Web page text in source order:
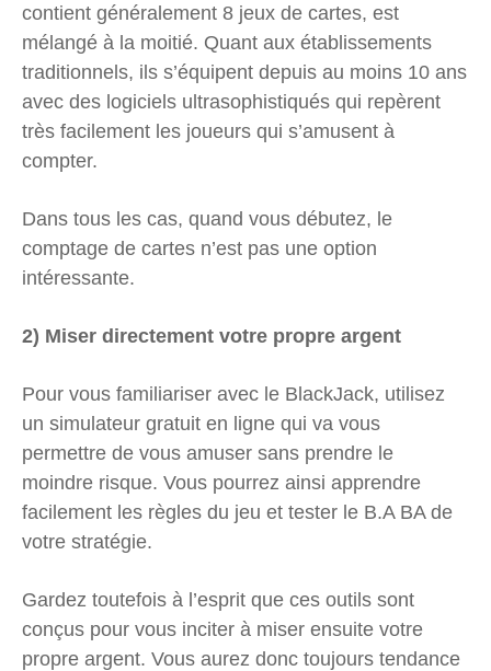
contient généralement 8 jeux de cartes, est
mélangé à la moitié. Quant aux établissements
traditionnels, ils s’équipent depuis au moins 10 ans
avec des logiciels ultrasophistiqués qui repèrent
très facilement les joueurs qui s’amusent à
compter.
Dans tous les cas, quand vous débutez, le
comptage de cartes n’est pas une option
intéressante.
2) Miser directement votre propre argent
Pour vous familiariser avec le BlackJack, utilisez
un simulateur gratuit en ligne qui va vous
permettre de vous amuser sans prendre le
moindre risque. Vous pourrez ainsi apprendre
facilement les règles du jeu et tester le B.A BA de
votre stratégie.
Gardez toutefois à l’esprit que ces outils sont
conçus pour vous inciter à miser ensuite votre
propre argent. Vous aurez donc toujours tendance